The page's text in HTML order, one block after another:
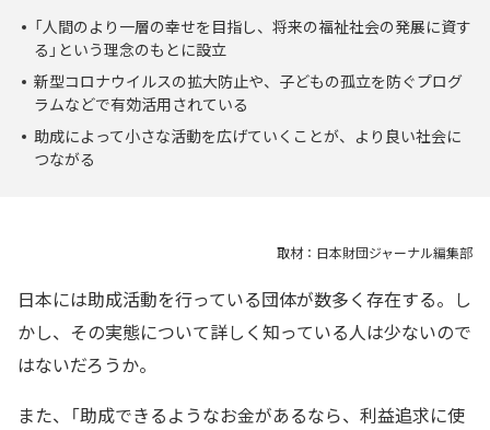
「人間のより一層の幸せを目指し、将来の福祉社会の発展に資す
る」という理念のもとに設立
新型コロナウイルスの拡大防止や、子どもの孤立を防ぐプログ
ラムなどで有効活用されている
助成によって小さな活動を広げていくことが、より良い社会に
つながる
取材：日本財団ジャーナル編集部
日本には助成活動を行っている団体が数多く存在する。し
かし、その実態について詳しく知っている人は少ないので
はないだろうか。
また、「助成できるようなお金があるなら、利益追求に使